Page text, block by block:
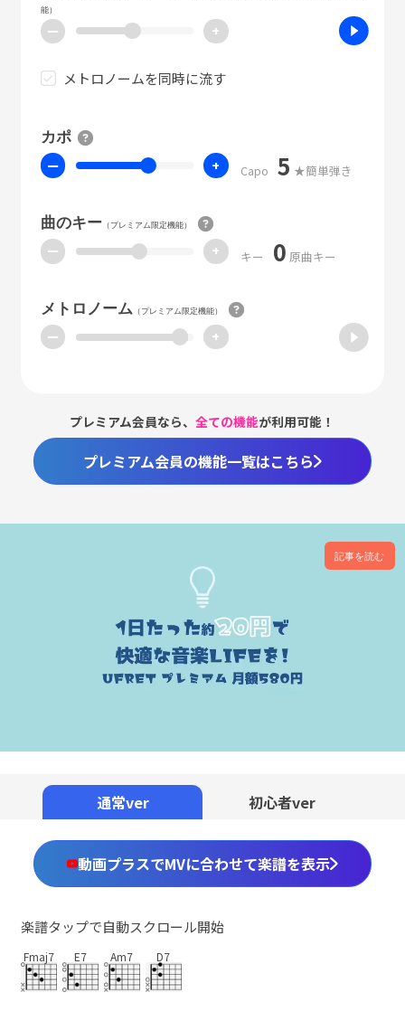
能）
ー +
メトロノームを同時に流す
カポ
ー + Capo 5 ★簡単弾き
曲のキー（プレミアム限定機能）
ー + キー 0 原曲キー
メトロノーム （プレミアム限定機能）
ー +
プレミアム会員なら、全ての機能が利用可能！
プレミアム会員の機能一覧はこちら
記事を読む
通常ver 初心者ver
動画プラスでMVに合わせて楽譜を表示
楽譜タップで自動スクロール開始
Fmaj7 E7 Am7 D7